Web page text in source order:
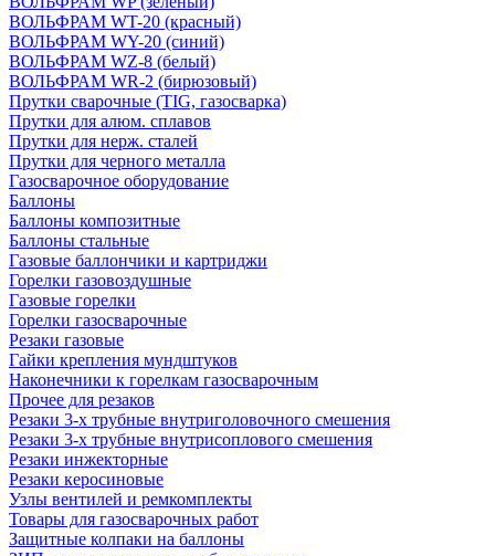
ВОЛЬФРАМ WT-20 (красный)
ВОЛЬФРАМ WY-20 (синий)
ВОЛЬФРАМ WZ-8 (белый)
ВОЛЬФРАМ WR-2 (бирюзовый)
Прутки сварочные (TIG, газосварка)
Прутки для алюм. сплавов
Прутки для нерж. сталей
Прутки для черного металла
Газосварочное оборудование
Баллоны
Баллоны композитные
Баллоны стальные
Газовые баллончики и картриджи
Горелки газовоздушные
Газовые горелки
Горелки газосварочные
Резаки газовые
Гайки крепления мундштуков
Наконечники к горелкам газосварочным
Прочее для резаков
Резаки 3-х трубные внутриголовочного смешения
Резаки 3-х трубные внутрисоплового смешения
Резаки инжекторные
Резаки керосиновые
Узлы вентилей и ремкомплекты
Товары для газосварочных работ
Защитные колпаки на баллоны